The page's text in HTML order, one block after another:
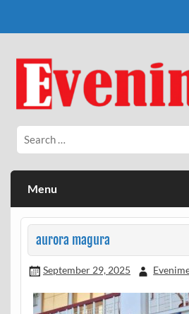
Eveniment Valcean
Menu
aurora magura
September 29, 2025